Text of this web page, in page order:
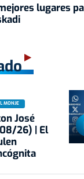
lugares
MONJE
José
26) | El